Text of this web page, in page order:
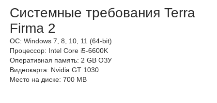
Системные требования Terra
Firma 2
ОС: Windows 7, 8, 10, 11 (64-bit)
Процессор: Intel Core i5-6600K
Оперативная память: 2 GB ОЗУ
Видеокарта: Nvidia GT 1030
Место на диске: 700 MB